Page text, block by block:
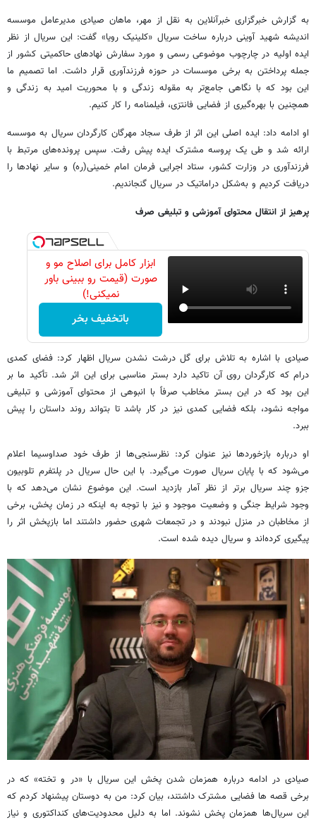
به گزارش خبرگزاری خبرآنلاین به نقل از مهر، ماهان صیادی مدیرعامل موسسه
اندیشه شهید آوینی درباره ساخت سریال «کلینیک رویا» گفت: این سریال از نظر
ایده اولیه در چارچوب موضوعی رسمی و مورد سفارش نهادهای حاکمیتی کشور از
جمله پرداختن به برخی موسسات در حوزه فرزندآوری قرار داشت. اما تصمیم ما
این بود که با نگاهی جامع‌تر به مقوله زندگی و با محوریت امید به زندگی و
همچنین با بهره‌گیری از فضایی فانتزی، فیلمنامه را کار کنیم.
او ادامه داد: ایده اصلی این اثر از طرف سجاد مهرگان کارگردان سریال به موسسه
ارائه شد و طی یک پروسه مشترک ایده پیش رفت. سپس پرونده‌های مرتبط با
فرزندآوری در وزارت کشور، ستاد اجرایی فرمان امام خمینی(ره) و سایر نهادها را
دریافت کردیم و به‌شکل دراماتیک در سریال گنجاندیم.
پرهیز از انتقال محتوای آموزشی و تبلیغی صرف
ابزار کامل برای اصلاح مو و
صورت (قیمت رو ببینی باور
نمیکنی!)
باتخفیف بخر
صیادی با اشاره به تلاش برای گل درشت نشدن سریال اظهار کرد: فضای کمدی
درام که کارگردان روی آن تاکید دارد بستر مناسبی برای این اثر شد. تأکید ما بر
این بود که در این بستر مخاطب صرفاً با انبوهی از محتوای آموزشی و تبلیغی
مواجه نشود، بلکه فضایی کمدی نیز در کار باشد تا بتواند روند داستان را پیش
ببرد.
او درباره بازخوردها نیز عنوان کرد: نظرسنجی‌ها از طرف خود صداوسیما اعلام
می‌شود که با پایان سریال صورت می‌گیرد. با این حال سریال در پلتفرم تلوبیون
جزو چند سریال برتر از نظر آمار بازدید است. این موضوع نشان می‌دهد که با
وجود شرایط جنگی و وضعیت موجود و نیز با توجه به اینکه در زمان پخش، برخی
از مخاطبان در منزل نبودند و در تجمعات شهری حضور داشتند اما بازپخش اثر را
پیگیری کرده‌اند و سریال دیده شده است.
صیادی در ادامه درباره همزمان شدن پخش این سریال با «در و تخته» که در
برخی قصه ها فضایی مشترک داشتند، بیان کرد: من به دوستان پیشنهاد کردم که
این سریال‌ها همزمان پخش نشوند. اما به دلیل محدودیت‌های کنداکتوری و نیاز